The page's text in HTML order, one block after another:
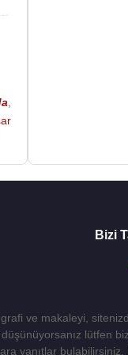
Bizi
ve makaleyi,
lütfen
yanıtlar